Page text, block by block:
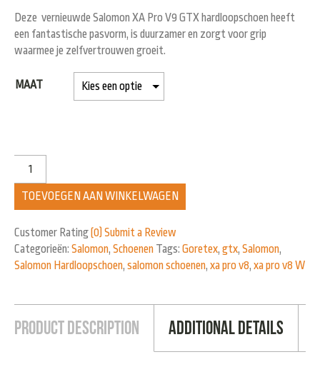
Deze vernieuwde Salomon XA Pro V9 GTX hardloopschoen heeft
een fantastische pasvorm, is duurzamer en zorgt voor grip
waarmee je zelfvertrouwen groeit.
MAAT
TOEVOEGEN AAN WINKELWAGEN
Customer Rating(0) Submit a Review
Categorieën: Salomon, Schoenen Tags: Goretex, gtx, Salomon,
Salomon Hardloopschoen, salomon schoenen, xa pro v8, xa pro v8 W
Product Description Additional Details